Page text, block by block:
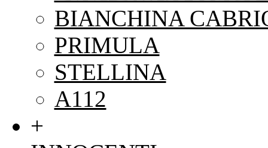
BIANCHINA
PRIMULA
STELLINA
A112
+